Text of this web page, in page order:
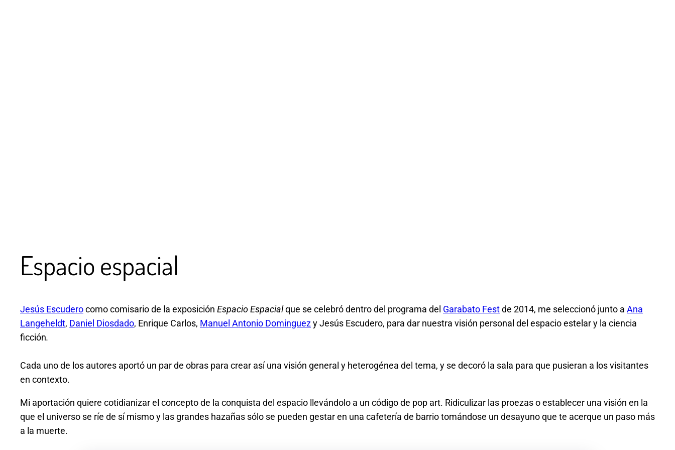
Espacio espacial
Jesús Escuderocomo comisario de la exposición Espacio Espacialque se celebró dentro del programa del Garabato Festde 2014, me seleccionó junto a Ana
Langeheldt, Daniel Diosdado, Enrique Carlos, Manuel Antonio Dominguezy Jesús Escudero, para dar nuestra visión personal del espacio estelar y la ciencia
ficción.
Cada uno de los autores aportó un par de obras para crear así una visión general y heterogénea del tema, y se decoró la sala para que pusieran a los visitantes
en contexto.
Mi aportación quiere cotidianizar el concepto de la conquista del espacio llevándolo a un código de pop art. Ridiculizar las proezas o establecer una visión en la
que el universo se ríe de sí mismo y las grandes hazañas sólo se pueden gestar en una cafetería de barrio tomándose un desayuno que te acerque un paso más
a la muerte.